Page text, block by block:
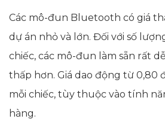
Các mô-đun Bluetooth có giá
dự án nhỏ và lớn. Đối với số
chiếc, các mô-đun làm sẵn rất
thấp hơn. Giá dao động từ 0,80
mỗi chiếc, tùy thuộc vào tính
hàng.